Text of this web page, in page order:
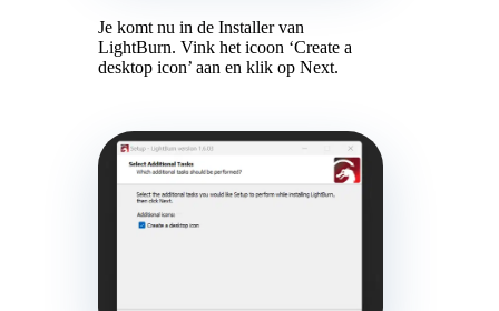
Je komt nu in de Installer van
LightBurn. Vink het icoon ‘Create a
desktop icon’ aan en klik op Next.